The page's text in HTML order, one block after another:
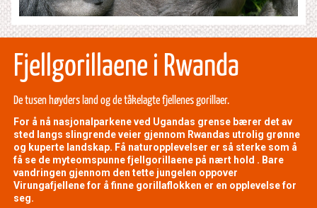
Fjellgorillaene i Rwanda
De tusen høyders land og de tåkelagte fjellenes gorillaer.
For å nå nasjonalparkene ved Ugandas grense bærer det av
sted langs slingrende veier gjennom Rwandas utrolig grønne
og kuperte landskap. Få naturopplevelser er så sterke som å
få se de myteomspunne fjellgorillaene på nært hold . Bare
vandringen gjennom den tette jungelen oppover
Virungafjellene for å finne gorillaflokken er en opplevelse for
seg.